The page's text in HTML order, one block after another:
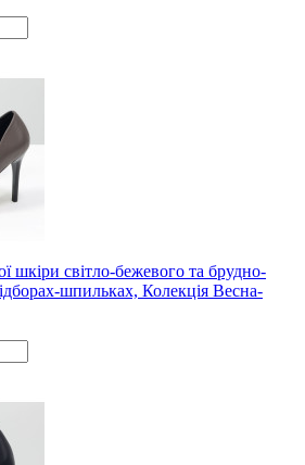
шкіри світло-бежевого та брудно-
шпильках, Колекція Весна-